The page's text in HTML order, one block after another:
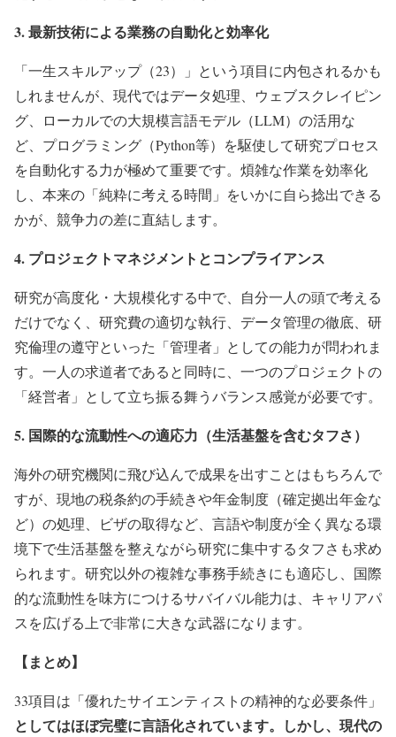
3. 最新技術による業務の自動化と効率化
「一生スキルアップ（23）」という項目に内包されるかも
しれませんが、現代ではデータ処理、ウェブスクレイピン
グ、ローカルでの大規模言語モデル（LLM）の活用な
ど、プログラミング（Python等）を駆使して研究プロセス
を自動化する力が極めて重要です。煩雑な作業を効率化
し、本来の「純粋に考える時間」をいかに自ら捻出できる
かが、競争力の差に直結します。
4. プロジェクトマネジメントとコンプライアンス
研究が高度化・大規模化する中で、自分一人の頭で考える
だけでなく、研究費の適切な執行、データ管理の徹底、研
究倫理の遵守といった「管理者」としての能力が問われま
す。一人の求道者であると同時に、一つのプロジェクトの
「経営者」として立ち振る舞うバランス感覚が必要です。
5. 国際的な流動性への適応力（生活基盤を含むタフさ）
海外の研究機関に飛び込んで成果を出すことはもちろんで
すが、現地の税条約の手続きや年金制度（確定拠出年金な
ど）の処理、ビザの取得など、言語や制度が全く異なる環
境下で生活基盤を整えながら研究に集中するタフさも求め
られます。研究以外の複雑な事務手続きにも適応し、国際
的な流動性を味方につけるサバイバル能力は、キャリアパ
スを広げる上で非常に大きな武器になります。
【まとめ】
33項目は「優れたサイエンティストの精神的な必要条件」
としてはほぼ完璧に言語化されています。しかし、現代の